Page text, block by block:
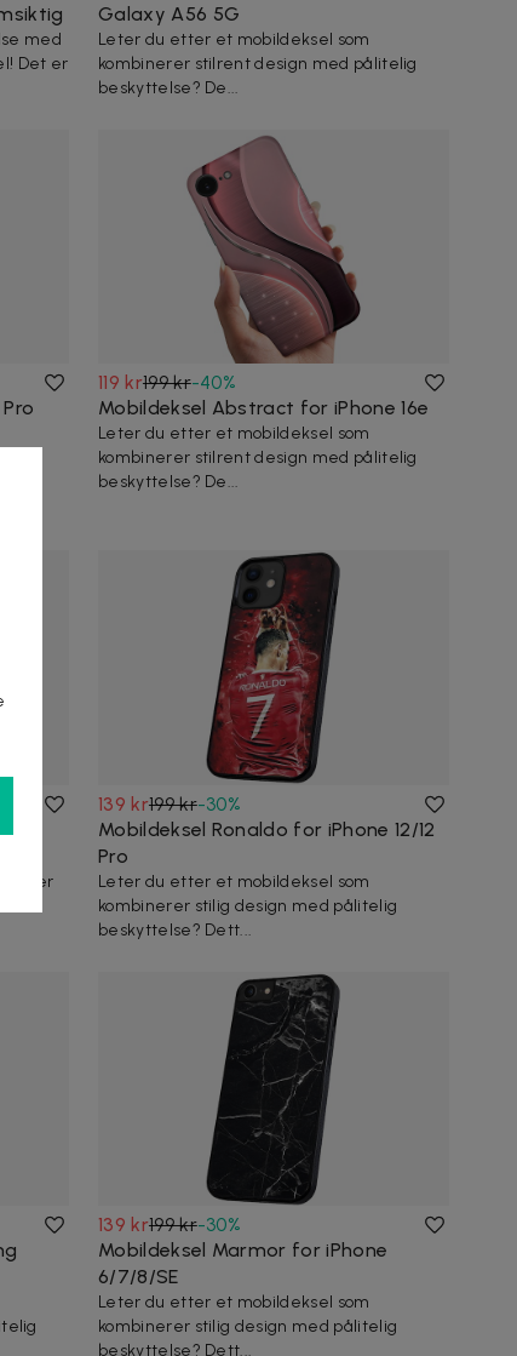
med
Det er
Galaxy A56 5G
Leter du etter et mobildeksel som
kombinerer stilrent design med pålitelig
beskyttelse? De...
119 kr199 kr-40%
Mobildeksel Abstract for iPhone 16e
Leter du etter et mobildeksel som
kombinerer stilrent design med pålitelig
beskyttelse? De...
139 kr199 kr-30%
Mobildeksel Ronaldo for iPhone 12/12
Pro
Leter du etter et mobildeksel som
kombinerer stilig design med pålitelig
beskyttelse? Dett...
139 kr199 kr-30%
Mobildeksel Marmor for iPhone
6/7/8/SE
Leter du etter et mobildeksel som
kombinerer stilig design med pålitelig
beskyttelse? Dett...